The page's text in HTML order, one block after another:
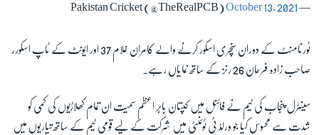
— Pakistan Cricket (@TheRealPCB)
October 13, 2021
ٹورنامنٹ کے دوران سنچری اسکور کرنے والے کامران غلام 37 اور ایونٹ کے ٹاپ اسکورر
صاحب زادہ فرحان 26 رنز کے ساتھ نمایاں رہے۔
سینٹرل پنجاب کی ٹیم نے فائنل میں کپتان بابر اعظم سمیت ان تمام کھلاڑیوں کی کمی کو
شدت سے محسوس کیا جو ورلڈ ٹی ٹوئنٹی میں شرکت کے لیے قومی ٹیم کے ساتھ تیاریوں میں